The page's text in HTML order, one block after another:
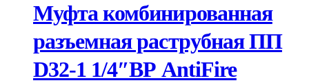
Муфта комбинированная
разъемная раструбная ПП
D32-1 1/4″ВР AntiFire